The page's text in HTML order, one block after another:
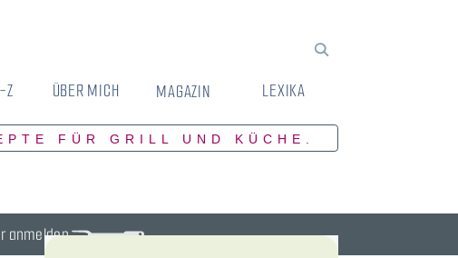
Z ÜBER MICH MAGAZIN LEXIKA
FÜR GRILL UND KÜCHE.
anmelden.